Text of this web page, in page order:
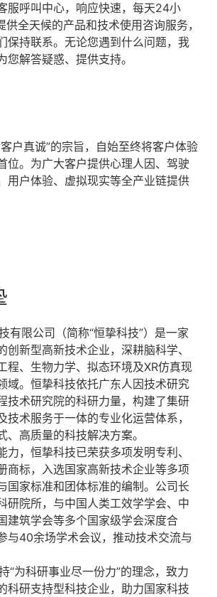
服呼叫中心，响应快速，每天24小
全天候的产品和技术使用咨询服务，
保持联系。无论您遇到什么问题，我
您解答疑惑、提供支持。
户真诚”的宗旨，自始至终将客户体验
位。为广大客户提供心理人因、驾驶
用户体验、虚拟现实等全产业链提供
限公司（简称“恒挚科技”）是一家
创新型高新技术企业，深耕脑科学、
程、生物力学、拟态环境及XR仿真现
域。恒挚科技依托广东人因技术研究
技术研究院的科研力量，构建了集研
技术服务于一体的专业化运营体系，
、高质量的科技解决方案。
力，恒挚科技已荣获多项发明专利、
商标，入选国家高新技术企业等多项
国家标准和团体标准的编制。公司长
研院所，与中国人类工效学学会、中
建筑学会等多个国家级学会深度合
与40余场学术会议，推动技术交流与
科研事业尽一份力”的理念，致力
科研支持型科技企业，助力国家科技